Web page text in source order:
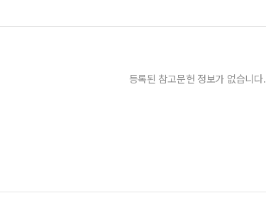
등록된 참고문헌 정보가 없습니다.